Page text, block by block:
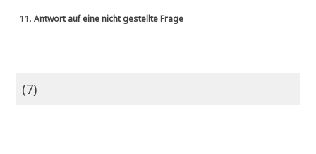
11.Antwort auf eine nicht gestellte Frage
(7)